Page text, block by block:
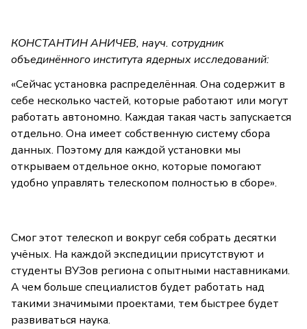
КОНСТАНТИН АНИЧЕВ, науч. сотрудник
объединённого института ядерных исследований:
«Сейчас установка распределённая. Она содержит в
себе несколько частей, которые работают или могут
работать автономно. Каждая такая часть запускается
отдельно. Она имеет собственную систему сбора
данных. Поэтому для каждой установки мы
открываем отдельное окно, которые помогают
удобно управлять телескопом полностью в сборе».
Смог этот телескоп и вокруг себя собрать десятки
учёных. На каждой экспедиции присутствуют и
студенты ВУЗов региона с опытными наставниками.
А чем больше специалистов будет работать над
такими значимыми проектами, тем быстрее будет
развиваться наука.